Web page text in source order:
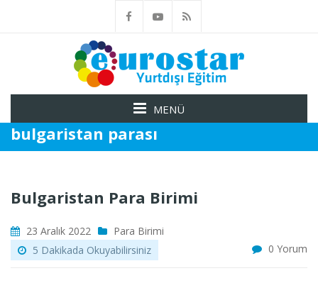
MENÜ
bulgaristan parası
Bulgaristan Para Birimi
23 Aralık 2022
Para Birimi
5 Dakikada Okuyabilirsiniz
0 Yorum